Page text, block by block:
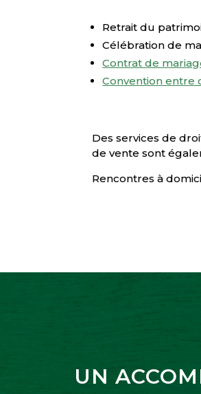
Retrait du
Célébration de
Contrat de
Convention entre
Des services de
de vente sont
Rencontres à
UN